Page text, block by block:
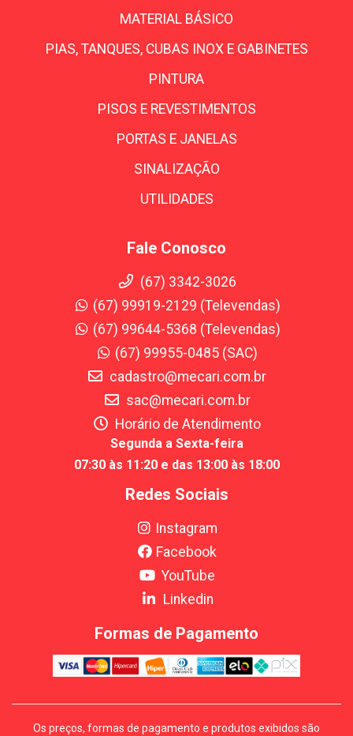
MATERIAL BÁSICO
PIAS, TANQUES, CUBAS INOX E GABINETES
PINTURA
PISOS E REVESTIMENTOS
PORTAS E JANELAS
SINALIZAÇÃO
UTILIDADES
Fale Conosco
(67) 3342-3026
(67) 99919-2129 (Televendas)
(67) 99644-5368 (Televendas)
(67) 99955-0485 (SAC)
cadastro@mecari.com.br
sac@mecari.com.br
Horário de Atendimento
Segunda a Sexta-feira
07:30 às 11:20 e das 13:00 às 18:00
Redes Sociais
Instagram
Facebook
YouTube
Linkedin
Formas de Pagamento
Os preços, formas de pagamento e produtos exibidos são